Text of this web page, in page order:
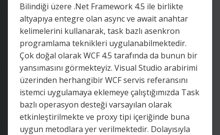
Bilindiği üzere .Net Framework 4.5 ile birlikte
altyapıya entegre olan async ve await anahtar
kelimelerini kullanarak, task bazlı asenkron
programlama teknikleri uygulanabilmektedir.
Çok doğal olarak WCF 4.5 tarafında da bunun bir
yansımasını görmekteyiz. Visual Studio arabirimi
üzerinden herhangibir WCF servis referansını
istemci uygulamaya eklemeye çalıştığımızda Task
bazlı operasyon desteği varsayılan olarak
etkinleştirilmekte ve proxy tipi içeriğinde buna
uygun metodlara yer verilmektedir. Dolayısıyla